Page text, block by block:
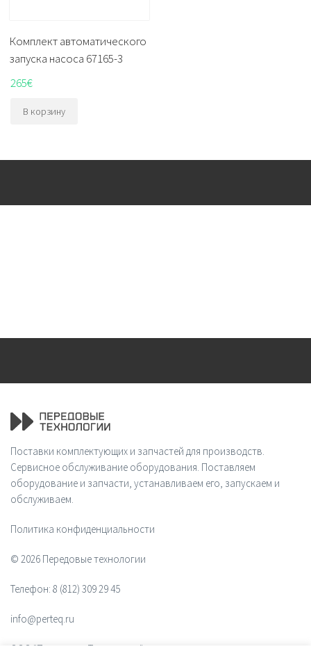
Комплект автоматического
запуска насоса 67165-3
265€
В корзину
Поставки комплектующих и запчастей для производств.
Сервисное обслуживание оборудования. Поставляем
оборудование и запчасти, устанавливаем его, запускаем и
обслуживаем.
Политика конфиденциальности
© 2026 Передовые технологии
Телефон: 8 (812) 309 29 45
info@perteq.ru
ООО "Передовые Технологии"